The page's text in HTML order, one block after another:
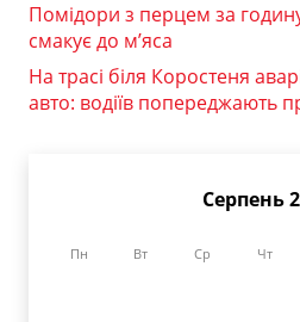
Помідори з перцем за
смакує до м’яса
На трасі біля Коростеня
авто: водіїв попереджають
Серпень
Пн Вт Ср Чт